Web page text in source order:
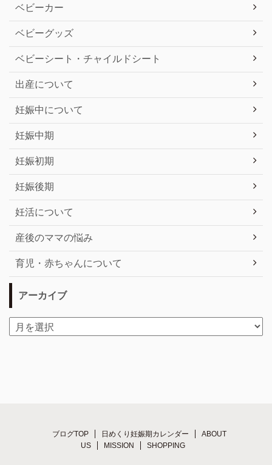
ベビーカー
ベビーグッズ
ベビーシート・チャイルドシート
出産について
妊娠中について
妊娠中期
妊娠初期
妊娠後期
妊活について
産後のママの悩み
育児・赤ちゃんについて
アーカイブ
ブログTOP 日めくり妊娠期カレンダー
ABOUT
US
MISSION SHOPPING